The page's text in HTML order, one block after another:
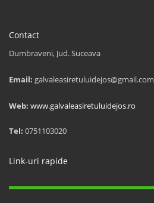
Contact
Dumbraveni, Jud. Suceava
Email: galvaleasiretuluidejos@gmail.com
Web: www.galvaleasiretuluidejos.ro
Tel: 0751103020
Link-uri rapide